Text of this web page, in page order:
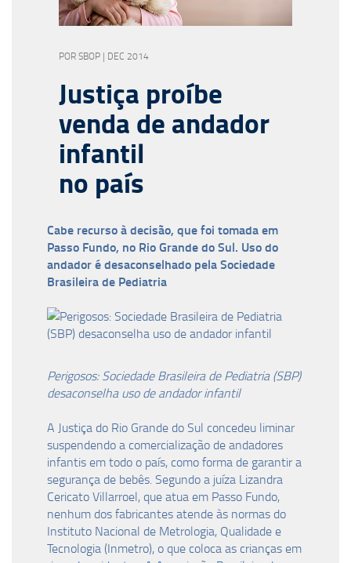
POR SBOP | DEC 2014
Justiça proíbe
venda de andador
infantil
no país
Cabe recurso à decisão, que foi tomada em
Passo Fundo, no Rio Grande do Sul. Uso do
andador é desaconselhado pela Sociedade
Brasileira de Pediatria
Perigosos: Sociedade Brasileira de Pediatria (SBP)
desaconselha uso de andador infantil
A Justiça do Rio Grande do Sul concedeu liminar
suspendendo a comercialização de andadores
infantis em todo o país, como forma de garantir a
segurança de bebês. Segundo a juíza Lizandra
Cericato Villarroel, que atua em Passo Fundo,
nenhum dos fabricantes atende às normas do
Instituto Nacional de Metrologia, Qualidade e
Tecnologia (Inmetro), o que coloca as crianças em